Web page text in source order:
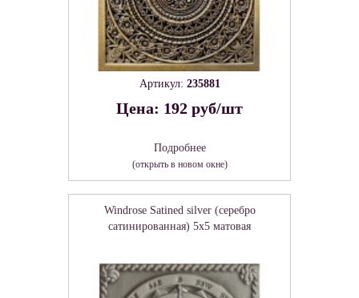
Артикул: 235881
Цена: 192 руб/шт
Подробнее
(открыть в новом окне)
Windrose Satined silver (серебро
сатинированная) 5х5 матовая